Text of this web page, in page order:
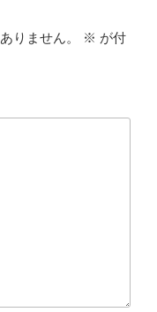
りません。 ※ が付